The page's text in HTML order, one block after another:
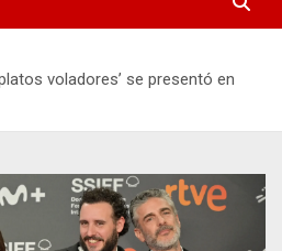
voladores’ se presentó en